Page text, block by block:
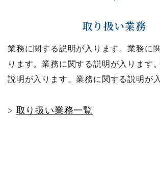
取り扱い業務
業務に関する説明が入ります。業務に
ります。業務に関する説明が入ります
説明が入ります。業務に関する説明が
> 取り扱い業務一覧